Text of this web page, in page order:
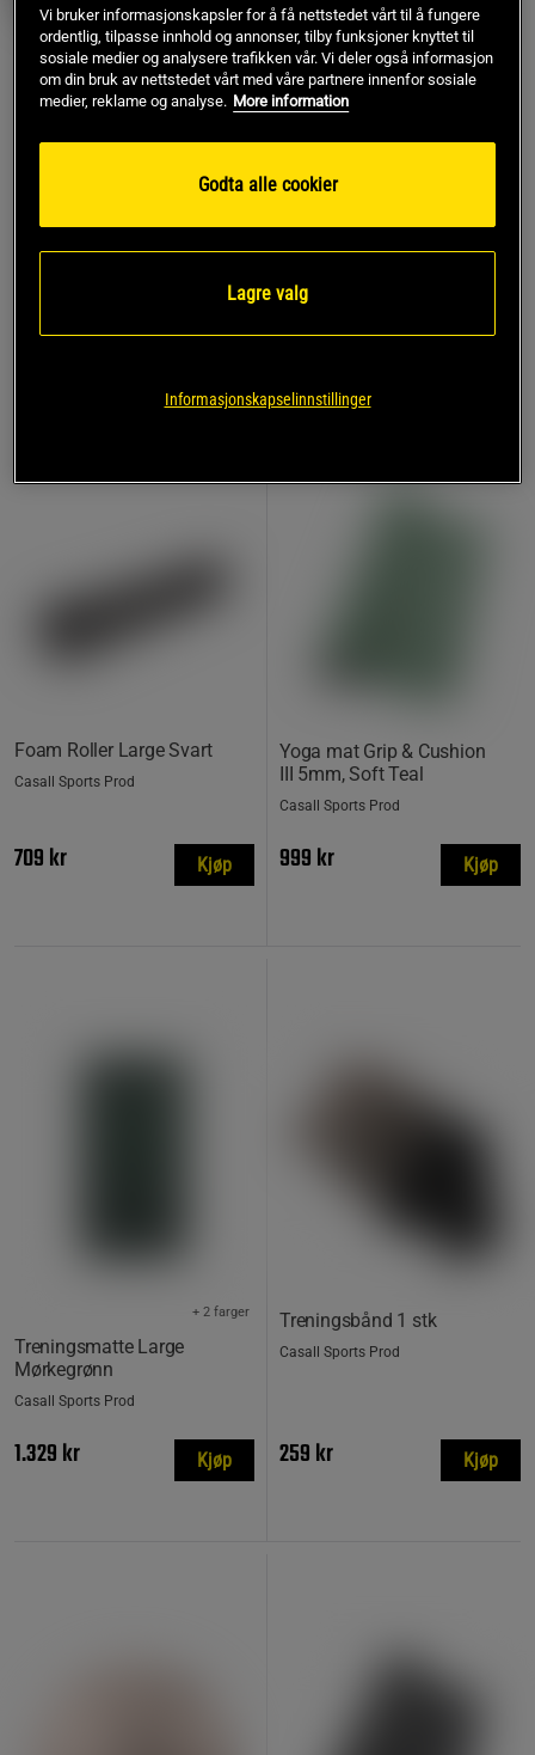
Kjøp
1 anmeldelser
2.099 kr
Foam Roller Large Svart
Casall Sports Prod
709 kr Kjøp
Yoga mat Grip & Cushion
III 5mm, Soft Teal
Casall Sports Prod
999 kr Kjøp
Treningsmatte Large
Mørkegrønn
+ 2 farger
Casall Sports Prod
1.329 kr Kjøp
Treningsbånd 1 stk
Casall Sports Prod
259 kr Kjøp
Vi bruker informasjonskapsler for å få nettstedet vårt til å fungere
ordentlig, tilpasse innhold og annonser, tilby funksjoner knyttet til
sosiale medier og analysere trafikken vår. Vi deler også informasjon
om din bruk av nettstedet vårt med våre partnere innenfor sosiale
medier, reklame og analyse. More information
Godta alle cookier
Lagre valg
Informasjonskapselinnstillinger